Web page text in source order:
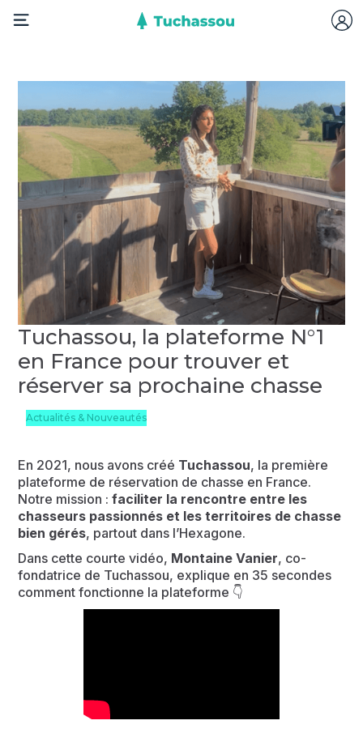
Tuchassou, la plateforme N°1
en France pour trouver et
réserver sa prochaine chasse
Actualités & Nouveautés
En 2021, nous avons créé Tuchassou, la première
plateforme de réservation de chasse en France.
Notre mission :faciliter la rencontre entre les
chasseurs passionnés et les territoires de chasse
bien gérés, partout dans l’Hexagone.
Dans cette courte vidéo, Montaine Vanier, co-
fondatrice de Tuchassou, explique en 35 secondes
comment fonctionne la plateforme 👇